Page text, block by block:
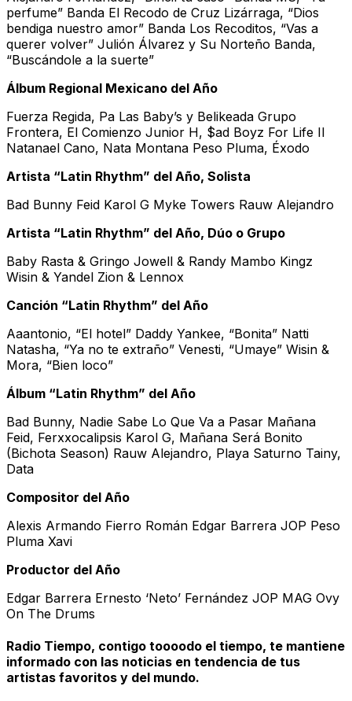
perfume” Banda El Recodo de Cruz Lizárraga, “Dios
bendiga nuestro amor” Banda Los Recoditos, “Vas a
querer volver” Julión Álvarez y Su Norteño Banda,
“Buscándole a la suerte”
Álbum Regional Mexicano del Año
Fuerza Regida, Pa Las Baby’s y Belikeada Grupo
Frontera, El Comienzo Junior H, $ad Boyz For Life II
Natanael Cano, Nata Montana Peso Pluma, Éxodo
Artista “Latin Rhythm” del Año, Solista
Bad Bunny Feid Karol G Myke Towers Rauw Alejandro
Artista “Latin Rhythm” del Año, Dúo o Grupo
Baby Rasta & Gringo Jowell & Randy Mambo Kingz
Wisin & Yandel Zion & Lennox
Canción “Latin Rhythm” del Año
Aaantonio, “El hotel” Daddy Yankee, “Bonita” Natti
Natasha, “Ya no te extraño” Venesti, “Umaye” Wisin &
Mora, “Bien loco”
Álbum “Latin Rhythm” del Año
Bad Bunny, Nadie Sabe Lo Que Va a Pasar Mañana
Feid, Ferxxocalipsis Karol G, Mañana Será Bonito
(Bichota Season) Rauw Alejandro, Playa Saturno Tainy,
Data
Compositor del Año
Alexis Armando Fierro Román Edgar Barrera JOP Peso
Pluma Xavi
Productor del Año
Edgar Barrera Ernesto ‘Neto’ Fernández JOP MAG Ovy
On The Drums
Radio Tiempo, contigo toooodo el tiempo, te mantiene
informado con las noticias en tendencia de tus
artistas favoritos y del mundo.